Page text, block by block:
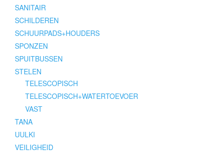
SANITAIR
SCHILDEREN
SCHUURPADS+HOUDERS
SPONZEN
SPUITBUSSEN
STELEN
TELESCOPISCH
TELESCOPISCH+WATERTOEVOER
VAST
TANA
UULKI
VEILIGHEID